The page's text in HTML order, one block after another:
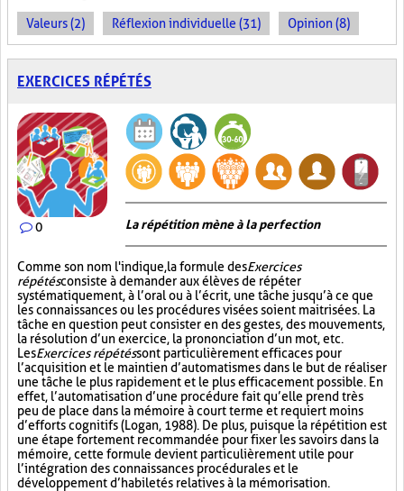
Valeurs (2) Réflexion individuelle (31) Opinion (8)
EXERCICES RÉPÉTÉS
0 La répétition mène à la perfection
Comme son nom l'indique, la formule desExercices
répétésconsiste à demander aux élèves de répéter
systématiquement, à l’oral ou à l’écrit, une tâche jusqu’à ce que
les connaissances ou les procédures visées soient maitrisées. La
tâche en question peut consister en des gestes, des mouvements,
la résolution d’un exercice, la prononciation d’un mot, etc.
LesExercices répétéssont particulièrement efficaces pour
l’acquisition et le maintien d’automatismes dans le but de réaliser
une tâche le plus rapidement et le plus efficacement possible. En
effet, l’automatisation d’une procédure fait qu’elle prend très
peu de place dans la mémoire à court terme et requiert moins
d’efforts cognitifs (Logan, 1988). De plus, puisque la répétition est
une étape fortement recommandée pour fixer les savoirs dans la
mémoire, cette formule devient particulièrement utile pour
l’intégration des connaissances procédurales et le
développement d’habiletés relatives à la mémorisation.